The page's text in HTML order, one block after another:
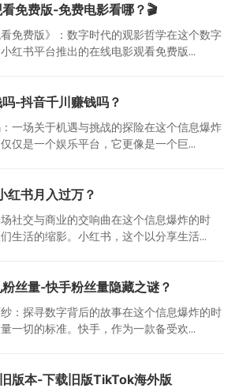
免费版-免费电影看哪？🎬
看免费版》：数字时代的观影哲学在这个数字
红书平台推出的在线电影观看免费版...
-抖音千川赚钱吗？
一场关于机遇与挑战的探险在这个信息爆炸
仅是一个娱乐平台，它更像是一个巨...
红书月入过万？
社交与商业的交响曲在这个信息爆炸的时
生活的缩影。小红书，这个以分享生活...
丝量-快手粉丝量隐藏之谜？
：探寻数字背后的故事在这个信息爆炸的时
一切的标准。快手，作为一款备受欢...
版本-下载旧版TikTok海外版